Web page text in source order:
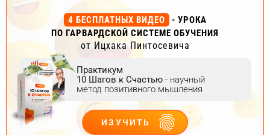
4 БЕСПЛАТНЫХ ВИДЕО
- УРОКА
ПО ГАРВАРДСКОЙ СИСТЕМЕ ОБУЧЕНИЯ
от Ицхака Пинтосевича
Практикум
10 Шагов к Счастью - научный
метод позитивного мышления
ИЗУЧИТЬ